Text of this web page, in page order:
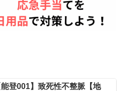
能登001】致死性不整脈【地